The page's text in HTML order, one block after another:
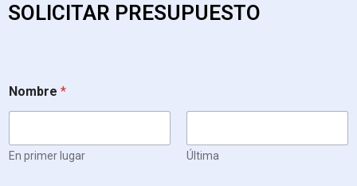
SOLICITAR PRESUPUESTO
Nombre *
En primer lugar Última